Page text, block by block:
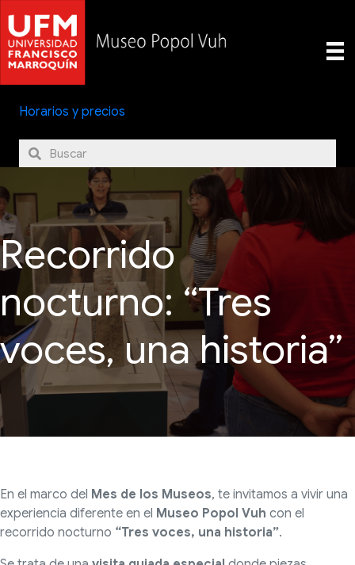
Horarios y precios
Recorrido
nocturno: “Tres
voces, una historia”
En el marco del Mes de los Museos, te invitamos a vivir una
experiencia diferente en el Museo Popol Vuh con el
recorrido nocturno “Tres voces, una historia”.